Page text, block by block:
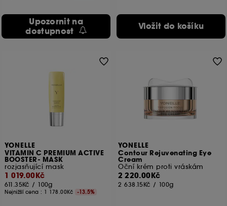
Upozornit na
dostupnost
Vložit do košíku
YONELLE
VITAMIN C PREMIUM ACTIVE
BOOSTER- MASK
rozjasňující mask
1 019.00Kč
611.35Kč / 100g
Nejnižší cena : 1 178.00Kč -13.5%
YONELLE
Contour Rejuvenating Eye
Cream
Oční krém proti vráskám
2 220.00Kč
2 638.15Kč / 100g